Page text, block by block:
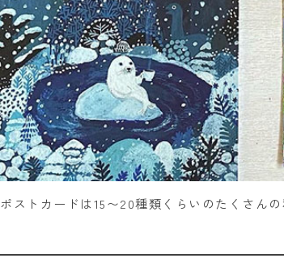
ポストカードは15〜20種類くらいのたくさん